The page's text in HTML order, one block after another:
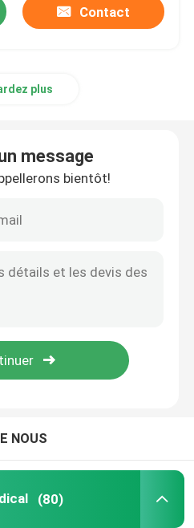
Contact
plus
message
bientôt!
NOUS
(80)